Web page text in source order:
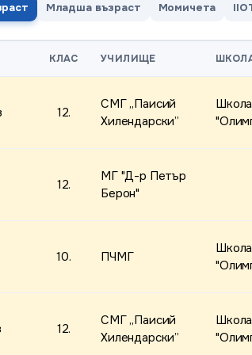
Младша възраст Момичета
КЛАС УЧИЛИЩЕ
12.
СМГ „Паисий
Хилендарски”
Школа
12.
МГ "Д-р Петър
Берон"
10. ПЧМГ
Школа
12.
СМГ „Паисий
Хилендарски”
Школа